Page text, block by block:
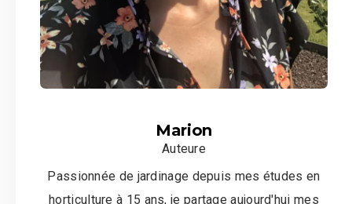
Marion
Auteure
Passionnée de jardinage depuis mes études en
horticulture à 15 ans, je partage aujourd'hui mes